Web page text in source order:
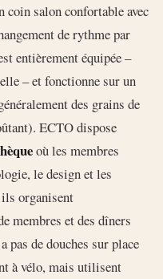
coin salon confortable avec
de rythme par
entièrement équipée –
– et fonctionne sur un
des grains de
ECTO dispose
où les membres
le design et les
organisent
membres et des dîners
pas de douches sur place
à vélo, mais utilisent